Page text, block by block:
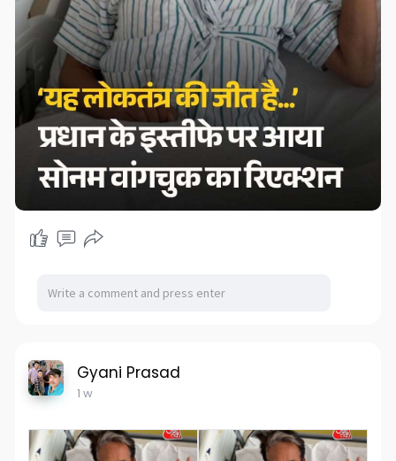
Gyani Prasad
1 w